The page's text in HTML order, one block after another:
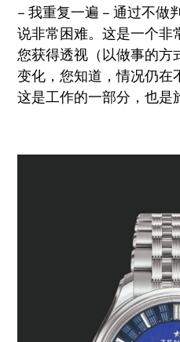
– 我重复一遍 – 通过不做
说非常困难。这是一个非
您获得透视（以做事的方
变化，您知道，情况仍在
这是工作的一部分，也是